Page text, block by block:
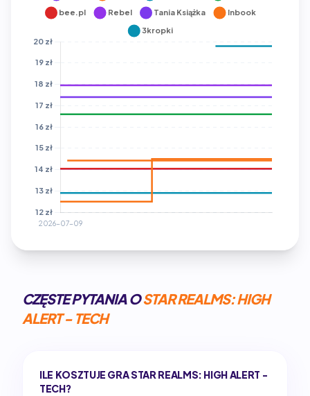
CZĘSTE PYTANIA OSTAR REALMS: HIGH
ALERT - TECH
ILE KOSZTUJE GRA STAR REALMS: HIGH ALERT -
TECH?